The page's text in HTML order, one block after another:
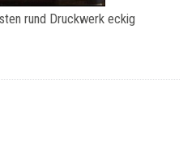
rund Druckwerk eckig